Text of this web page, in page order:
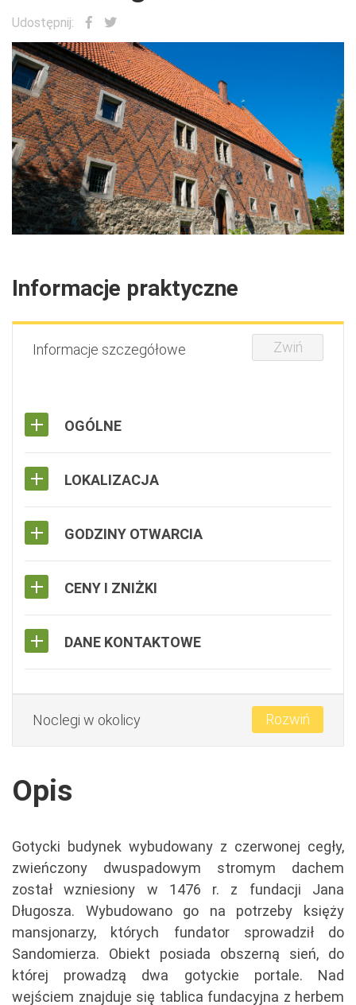
Udostępnij:
Informacje praktyczne
Informacje szczegółowe Zwiń
OGÓLNE
LOKALIZACJA
GODZINY OTWARCIA
CENY I ZNIŻKI
DANE KONTAKTOWE
Noclegi w okolicy Rozwiń
Opis
Gotycki budynek wybudowany z czerwonej cegły,
zwieńczony dwuspadowym stromym dachem
został wzniesiony w 1476 r. z fundacji Jana
Długosza. Wybudowano go na potrzeby księży
mansjonarzy, których fundator sprowadził do
Sandomierza. Obiekt posiada obszerną sień, do
której prowadzą dwa gotyckie portale. Nad
wejściem znajduje się tablica fundacyjna z herbem